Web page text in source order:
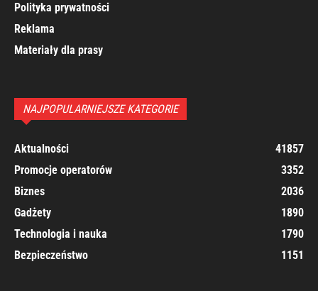
Polityka prywatności
Reklama
Materiały dla prasy
NAJPOPULARNIEJSZE KATEGORIE
Aktualności
41857
Promocje operatorów
3352
Biznes
2036
Gadżety
1890
Technologia i nauka
1790
Bezpieczeństwo
1151